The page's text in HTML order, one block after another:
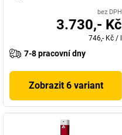
bez DPH
3.730,- Kč
746,- Kč /
7-8 pracovní dny
Zobrazit 6 variant